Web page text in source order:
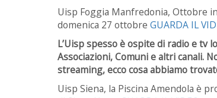
Uisp Foggia Manfredonia, Ottobre
domenica 27 ottobre GUARDA IL
L’Uisp spesso è ospite di radio e tv
Associazioni, Comuni e altri canali.
streaming, ecco cosa abbiamo
Uisp Siena, la Piscina Amendola è